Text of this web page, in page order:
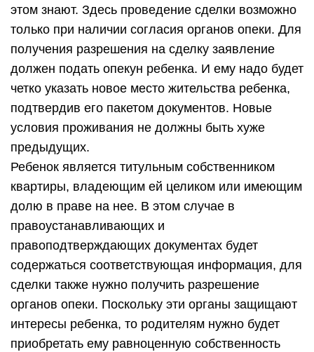
этом знают. Здесь проведение сделки возможно
только при наличии согласия органов опеки. Для
получения разрешения на сделку заявление
должен подать опекун ребенка. И ему надо будет
четко указать новое место жительства ребенка,
подтвердив его пакетом документов. Новые
условия проживания не должны быть хуже
предыдущих.
Ребенок является титульным собственником
квартиры, владеющим ей целиком или имеющим
долю в праве на нее. В этом случае в
правоустанавливающих и
правоподтверждающих документах будет
содержаться соответствующая информация, для
сделки также нужно получить разрешение
органов опеки. Поскольку эти органы защищают
интересы ребенка, то родителям нужно будет
приобретать ему равноценную собственность